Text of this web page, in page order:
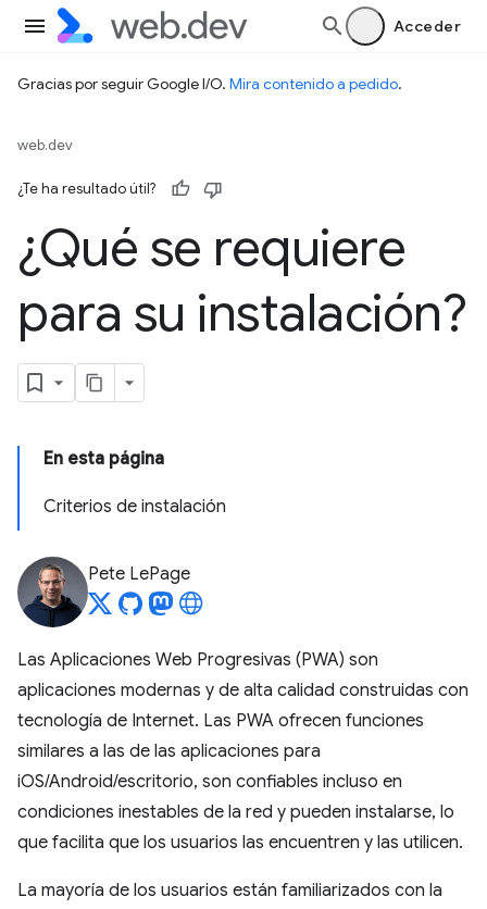
Acceder
Gracias por seguir Google I/O. Mira contenido a pedido.
web.dev
¿Te ha resultado útil?
¿Qué se requiere
para su instalación?
En esta página
Criterios de instalación
Pete LePage
Las Aplicaciones Web Progresivas (PWA) son
aplicaciones modernas y de alta calidad construidas con
tecnología de Internet. Las PWA ofrecen funciones
similares a las de las aplicaciones para
iOS/Android/escritorio, son confiables incluso en
condiciones inestables de la red y pueden instalarse, lo
que facilita que los usuarios las encuentren y las utilicen.
La mayoría de los usuarios están familiarizados con la